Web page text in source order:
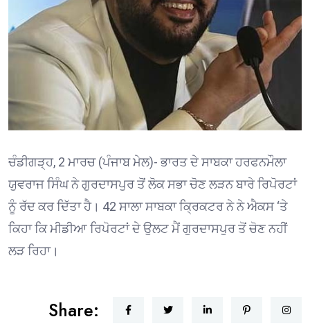
ਚੰਡੀਗੜ੍ਹ, 2 ਮਾਰਚ (ਪੰਜਾਬ ਮੇਲ)- ਭਾਰਤ ਦੇ ਸਾਬਕਾ ਹਰਫਨਮੌਲਾ
ਯੁਵਰਾਜ ਸਿੰਘ ਨੇ ਗੁਰਦਾਸਪੁਰ ਤੋਂ ਲੋਕ ਸਭਾ ਚੋਣ ਲੜਨ ਬਾਰੇ ਰਿਪੋਰਟਾਂ
ਨੂੰ ਰੱਦ ਕਰ ਦਿੱਤਾ ਹੈ। 42 ਸਾਲਾ ਸਾਬਕਾ ਕ੍ਰਿਕਟਰ ਨੇ ਨੇ ਐਕਸ ‘ਤੇ
ਕਿਹਾ ਕਿ ਮੀਡੀਆ ਰਿਪੋਰਟਾਂ ਦੇ ਉਲਟ ਮੈਂ ਗੁਰਦਾਸਪੁਰ ਤੋਂ ਚੋਣ ਨਹੀਂ
ਲੜ ਰਿਹਾ।
Share: